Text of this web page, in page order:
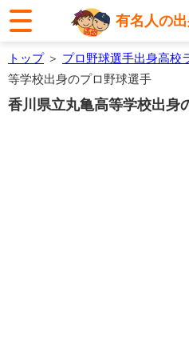
有名人の
トップ＞ プロ野球選手出身高校
等学校出身のプロ野球選手
香川県立丸亀高等学校出身